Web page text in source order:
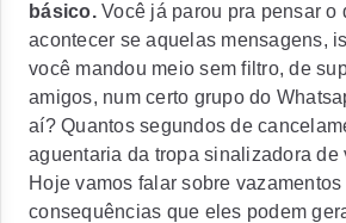
básico.Você já parou pra pensar o
acontecer se aquelas mensagens,
você mandou meio sem filtro, de
amigos, num certo grupo do
aí? Quantos segundos de
aguentaria da tropa sinalizadora de
Hoje vamos falar sobre
consequências que eles podem